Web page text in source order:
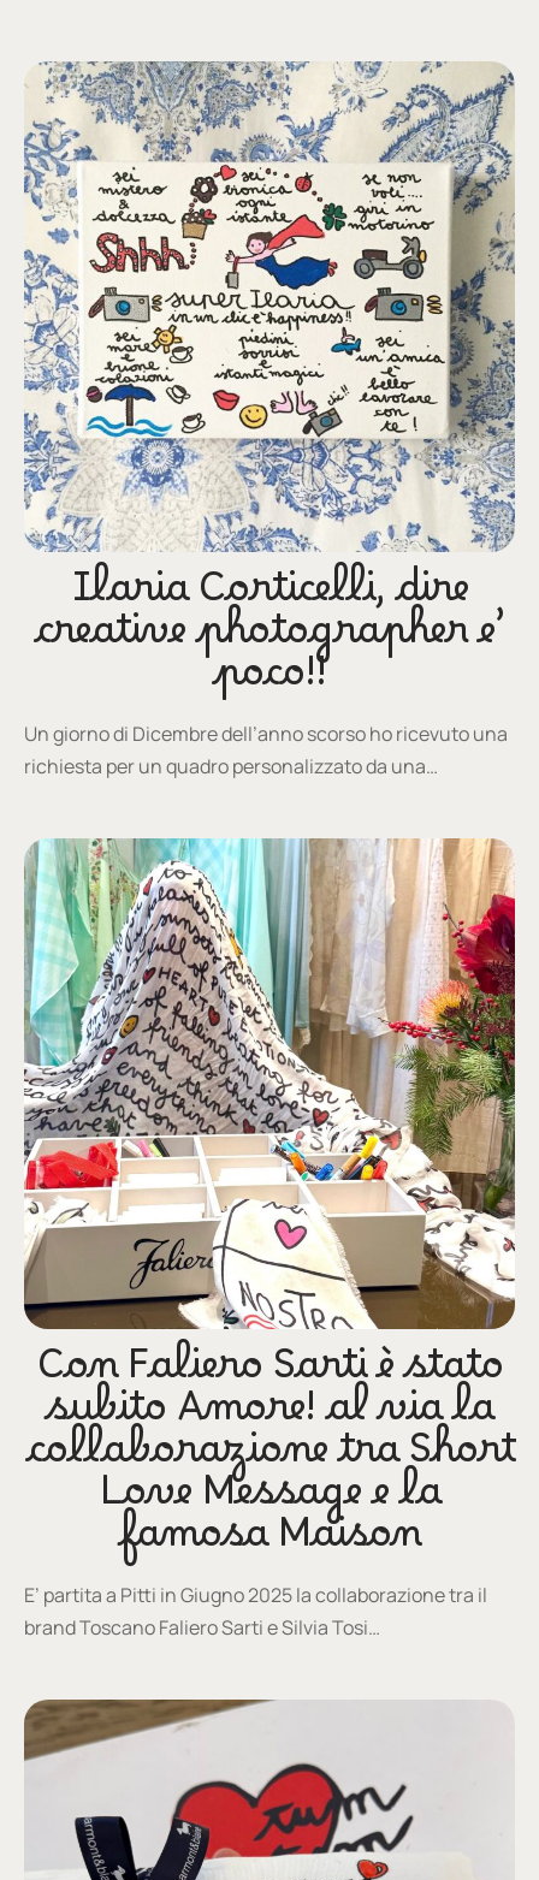
Ilaria Corticelli, dire
creative photographer e’
poco!!
Un giorno di Dicembre dell’anno scorso ho ricevuto una
richiesta per un quadro personalizzato da una…
Con Faliero Sarti è stato
subito Amore! al via la
collaborazione tra Short
Love Message e la
famosa Maison
E’ partita a Pitti in Giugno 2025 la collaborazione tra il
brand Toscano Faliero Sarti e Silvia Tosi…